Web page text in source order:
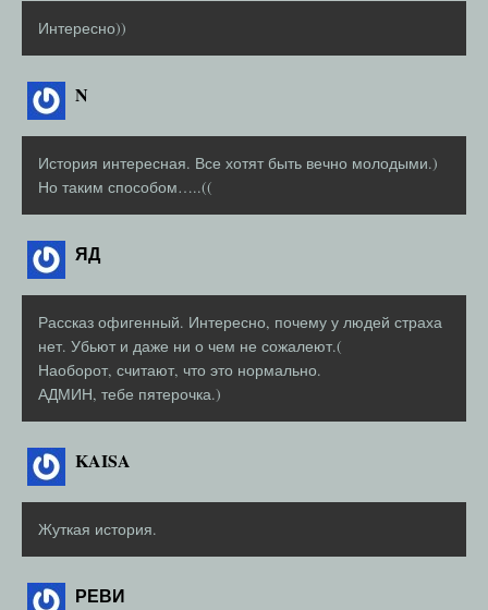
Интересно))
N
История интересная. Все хотят быть вечно молодыми.)
Но таким способом…..((
ЯД
Рассказ офигенный. Интересно, почему у людей страха
нет. Убьют и даже ни о чем не сожалеют.(
Наоборот, считают, что это нормально.
АДМИН, тебе пятерочка.)
KAISA
Жуткая история.
РЕВИ